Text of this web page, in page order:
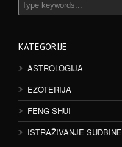
KATEGORIJE
ASTROLOGIJA
EZOTERIJA
FENG SHUI
ISTRAŽIVANJE SUDBINE